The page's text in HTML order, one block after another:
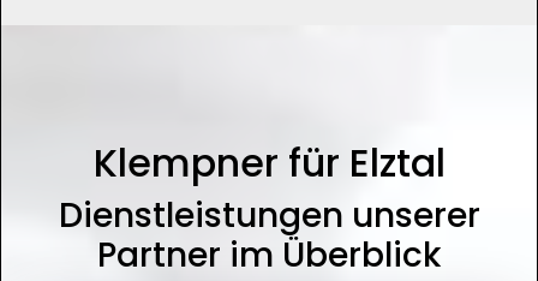
Klempner für Elztal
Dienstleistungen unserer
Partner im Überblick